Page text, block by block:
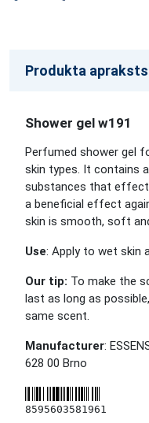
Produkta apraksts
Shower gel w191
Perfumed shower gel
skin types. It contains
substances that
a beneficial effect
skin is smooth, soft
Use: Apply to wet skin
Our tip: To make the
last as long as
same scent.
Manufacturer:
628 00 Brno
8595603581961